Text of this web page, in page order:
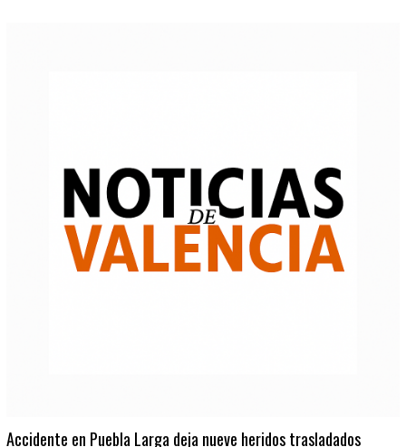
Accidente en Puebla Larga deja nueve heridos trasladados